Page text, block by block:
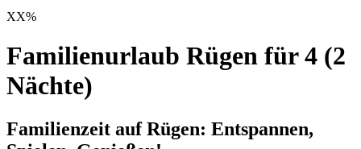
XX%
Familienurlaub Rügen für 4 (2
Nächte)
Familienzeit auf Rügen: Entspannen,